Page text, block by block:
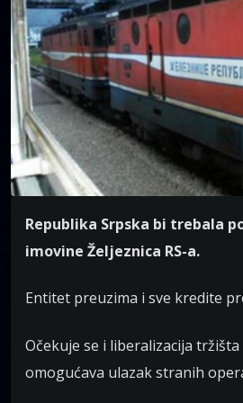
Republika Srpska bi trebala
imovine Željeznica RS-a.
Entitet preuzima i sve kredite
Očekuje se i liberalizacija
omogućava ulazak stranih